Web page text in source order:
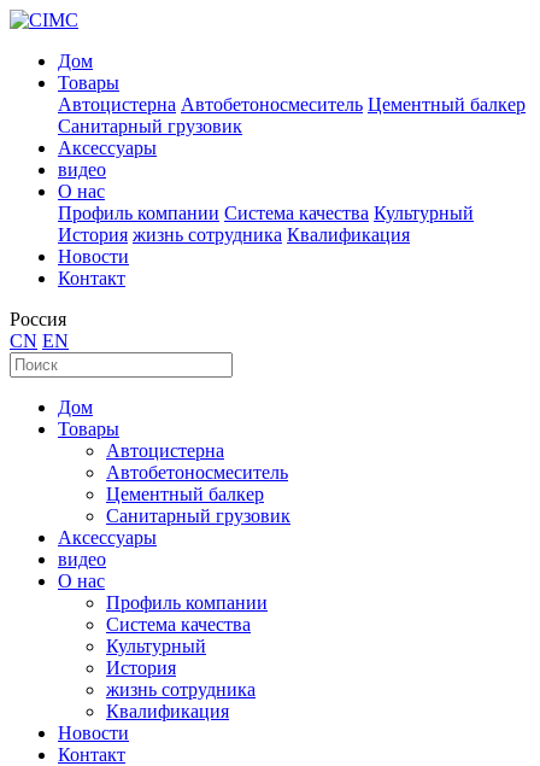
Дом
Товары
Автоцистерна Автобетоносмеситель Цементный балкер
Санитарный грузовик
Аксессуары
видео
О нас
Профиль компании Система качества Культурный
История жизнь сотрудника Квалификация
Новости
Контакт
Россия
CN EN
Дом
Товары
Автоцистерна
Автобетоносмеситель
Цементный балкер
Санитарный грузовик
Аксессуары
видео
О нас
Профиль компании
Система качества
Культурный
История
жизнь сотрудника
Квалификация
Новости
Контакт